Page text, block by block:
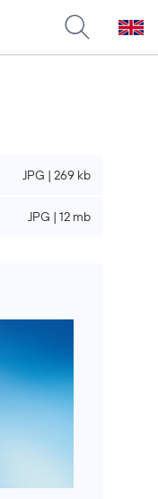
JPG | 269 kb
JPG | 12 mb